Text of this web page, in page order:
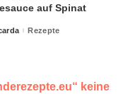
auf Spinat
Rezepte
keine